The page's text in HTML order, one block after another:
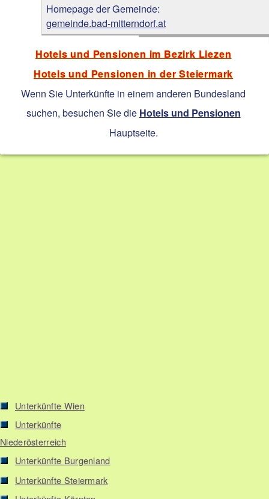
Homepage der Gemeinde:
gemeinde.bad-mitterndorf.at
Hotels und Pensionen im Bezirk Liezen
Hotels und Pensionen in der Steiermark
Wenn Sie Unterkünfte in einem anderen Bundesland
suchen, besuchen Sie die Hotels und Pensionen
Hauptseite.
Unterkünfte Wien
Unterkünfte
Niederösterreich
Unterkünfte Burgenland
Unterkünfte Steiermark